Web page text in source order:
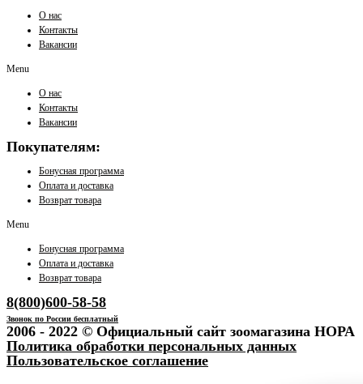
О нас
Контакты
Вакансии
Menu
О нас
Контакты
Вакансии
Покупателям:
Бонусная программа
Оплата и доставка
Возврат товара
Menu
Бонусная программа
Оплата и доставка
Возврат товара
8(800)600-58-58
Звонок по России бесплатный
2006 - 2022 © Официальный сайт зоомагазина НОРА
Политика обработки персональных данных
Пользовательское соглашение